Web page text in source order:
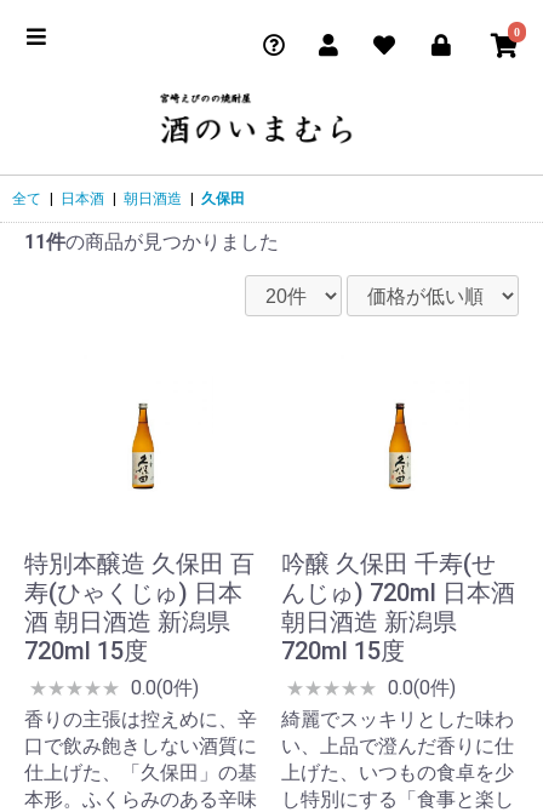
0
全て 日本酒 朝日酒造 久保田
11件の商品が見つかりました
特別本醸造 久保田 百
寿(ひゃくじゅ) 日本
酒 朝日酒造 新潟県
720ml 15度
★★★★★ 0.0(0件)
香りの主張は控えめに、辛
口で飲み飽きしない酒質に
仕上げた、「久保田」の基
本形。ふくらみのある辛味
吟醸 久保田 千寿(せ
んじゅ) 720ml 日本酒
朝日酒造 新潟県
720ml 15度
★★★★★ 0.0(0件)
綺麗でスッキリとした味わ
い、上品で澄んだ香りに仕
上げた、いつもの食卓を少
し特別にする「食事と楽し